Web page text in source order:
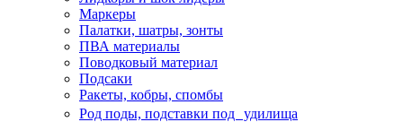
Маркеры
Палатки, шатры, зонты
ПВА материалы
Поводковый материал
Подсаки
Ракеты, кобры, спомбы
Род поды, подставки под удилища